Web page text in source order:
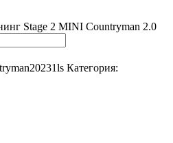
Stage 2 MINI Countryman 2.0
Категория: